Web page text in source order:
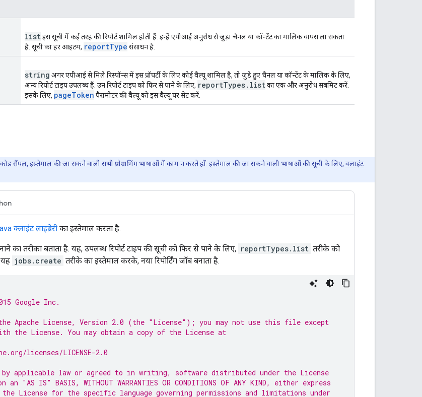
listइस सूची में कई तरह की रिपोर्ट शामिल होती हैं. इन्हें एपीआई अनुरोध से जुड़ा चैनल या कॉन्टेंट का मालिक वापस ला सकता
है. सूची का हर आइटम, reportType संसाधन है.
string अगर एपीआई से मिले रिस्पॉन्स में इस प्रॉपर्टी के लिए कोई वैल्यू शामिल है, तो जुड़े हुए चैनल या कॉन्टेंट के मालिक के लिए,
अन्य रिपोर्ट टाइप उपलब्ध हैं. उन रिपोर्ट टाइप को फिर से पाने के लिए, reportTypes. listका एक और अनुरोध सबमिट करें.
इसके लिए, pageToken पैरामीटर की वैल्यू को इस वैल्यू पर सेट करें.
कोड सैंपल, इस्तेमाल की जा सकने वाली सभी प्रोग्रामिंग भाषाओं में काम न करते हों. इस्तेमाल की जा सकने वाली भाषाओं की सूची के लिए, क्लाइंट
क्लाइंट लाइब्रेरी का इस्तेमाल करता है.
का तरीका बताता है. यह, उपलब्ध रिपोर्ट टाइप की सूची को फिर से पाने के लिए, reportTypes.list तरीके को
यह jobs.create तरीके का इस्तेमाल करके, नया रिपोर्टिंग जॉब बनाता है.
Google Inc.
Apache License, Version 2.0 (the "License"); you may not use this file except
the License. You may obtain a copy of the License at
licenses/LICENSE-2.0
by applicable law or agreed to in writing, software distributed under the License
"AS IS" BASIS, WITHOUT WARRANTIES OR CONDITIONS OF ANY KIND, either express
License for the specific language governing permissions and limitations under